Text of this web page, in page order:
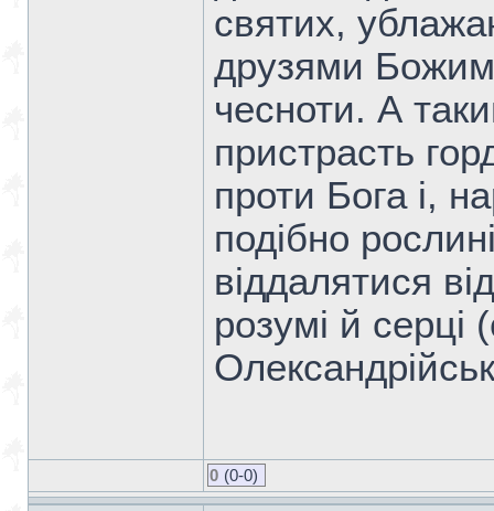
святих,
друзями
чесноти. А
пристрасть
проти Бога і,
подібно
віддалятися
розумі й серці
0 (0-0)